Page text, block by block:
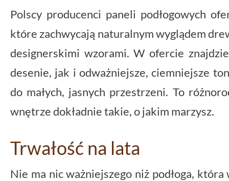
Polscy producenci paneli podłogowych
które zachwycają naturalnym wyglądem
designerskimi wzorami. W ofercie
desenie, jak i odważniejsze, ciemniejsze
do małych, jasnych przestrzeni. To
wnętrze dokładnie takie, o jakim marzysz.
Trwałość na lata
Nie ma nic ważniejszego niż podłoga,